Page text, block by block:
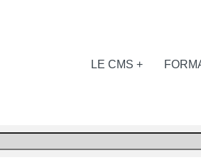
LE CMS +